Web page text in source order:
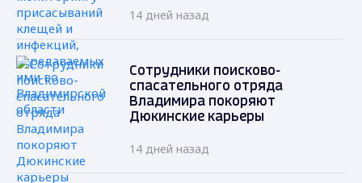
14 дней назад
Сотрудники поисково-
спасательного отряда
Владимира покоряют
Дюкинские карьеры
14 дней назад